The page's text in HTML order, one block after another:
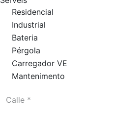
Residencial
Industrial
Bateria
Pérgola
Carregador VE
Mantenimento